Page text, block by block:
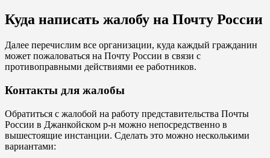
Куда написать жалобу на Почту России
Далее перечислим все организации, куда каждый гражданин
может пожаловаться на Почту России в связи с
противоправными действиями ее работников.
Контакты для жалобы
Обратиться с жалобой на работу представительства Почты
России в Джанкойском р-н можно непосредственно в
вышестоящие инстанции. Сделать это можно несколькими
вариантами: